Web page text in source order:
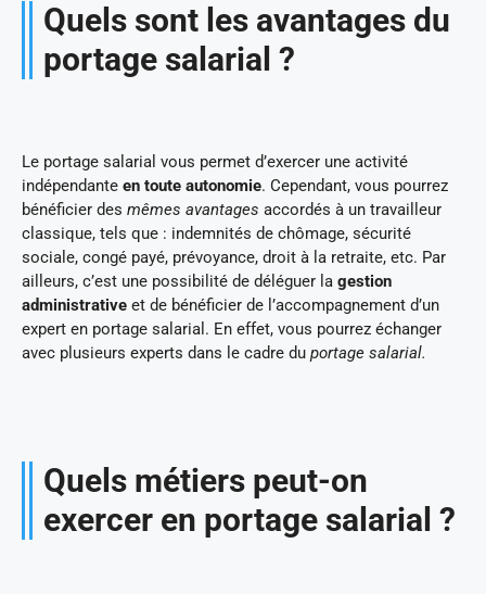
Quels sont les avantages du
portage salarial ?
Le portage salarial vous permet d’exercer une activité
indépendante en toute autonomie. Cependant, vous pourrez
bénéficier des mêmes avantages accordés à un travailleur
classique, tels que : indemnités de chômage, sécurité
sociale, congé payé, prévoyance, droit à la retraite, etc. Par
ailleurs, c’est une possibilité de déléguer la gestion
administrative et de bénéficier de l’accompagnement d’un
expert en portage salarial. En effet, vous pourrez échanger
avec plusieurs experts dans le cadre du portage salarial.
Quels métiers peut-on
exercer en portage salarial ?